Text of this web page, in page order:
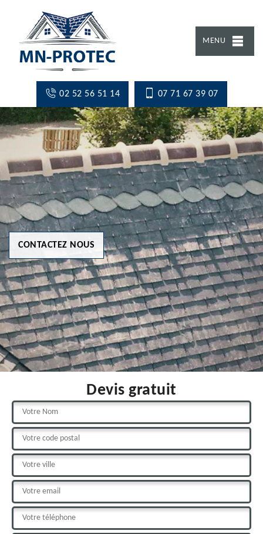
MENU
02 52 56 51 14 07 71 67 39 07
CONTACTEZ NOUS
Devis gratuit